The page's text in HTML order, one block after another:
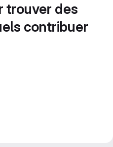
trouver des
contribuer